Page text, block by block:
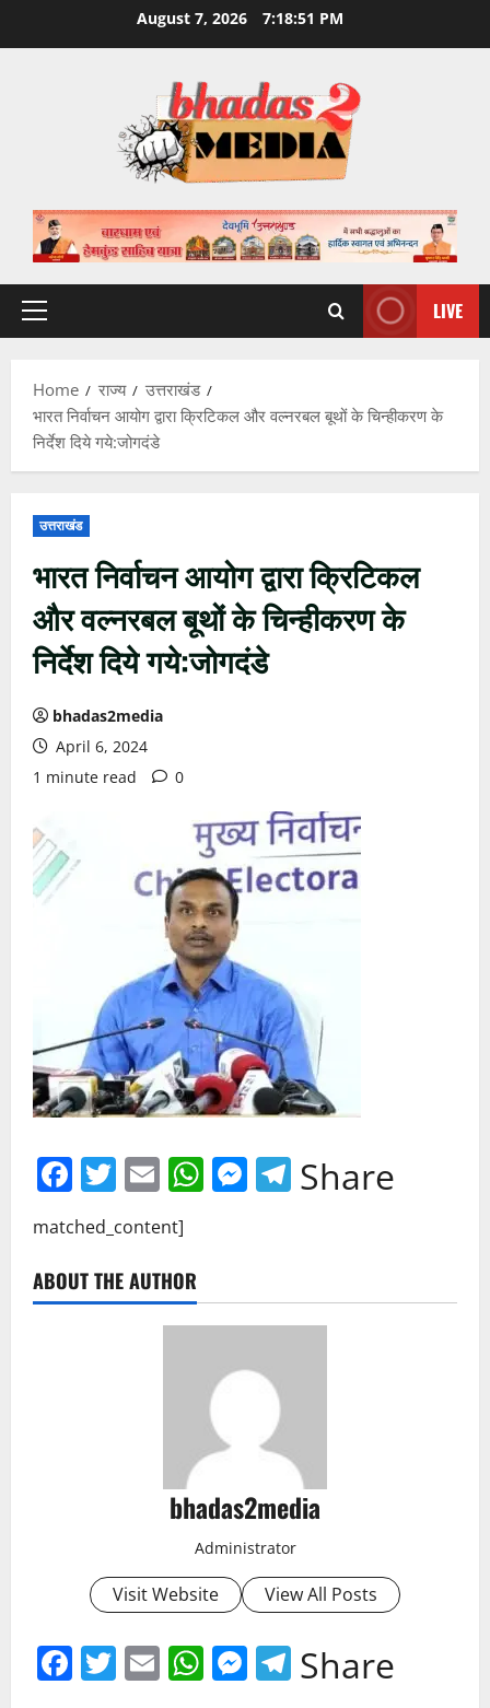
August 7, 2026 7:18:52 PM
Primary
LIVE
Home राज्य
उत्तराखंड
भारत निर्वाचन आयोग द्वारा क्रिटिकल और वल्नरबल बूथों के चिन्हीकरण के
निर्देश दिये गये:जोगदंडे
उत्तराखंड
भारत निर्वाचन आयोग द्वारा क्रिटिकल
और वल्नरबल बूथों के चिन्हीकरण के
निर्देश दिये गये:जोगदंडे
bhadas2media
April 6, 2024
1 minute read
0
Facebook
Twitter
EmailWhatsApp
Messenger
Telegram
Share
matched_content]
ABOUT THE AUTHOR
bhadas2media
Administrator
Visit Website View All Posts
Facebook
Twitter
EmailWhatsApp
Messenger
Telegram
Share